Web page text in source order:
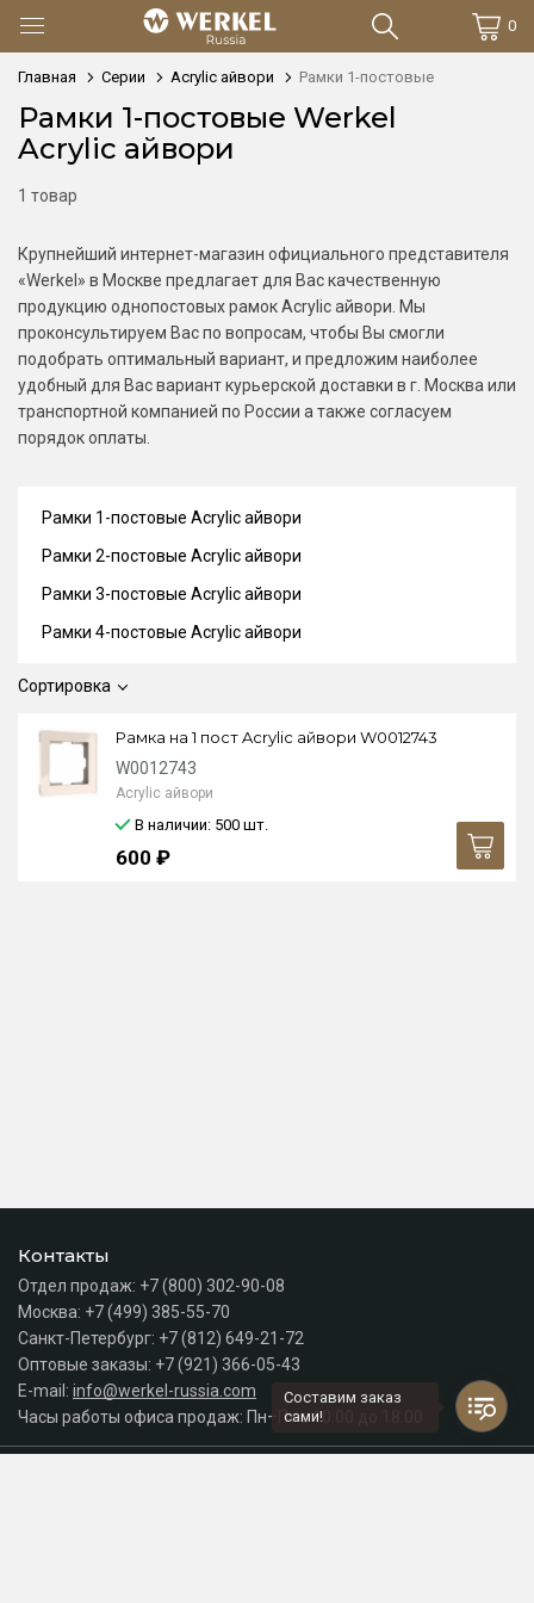
0
Главная Серии Acrylic айвори Рамки 1-постовые
Рамки 1-постовые Werkel
Acrylic айвори
1 товар
Крупнейший интернет-магазин официального представителя
«Werkel» в Москве предлагает для Вас качественную
продукцию однопостовых рамок Acrylic айвори. Мы
проконсультируем Вас по вопросам, чтобы Вы смогли
подобрать оптимальный вариант, и предложим наиболее
удобный для Вас вариант курьерской доставки в г. Москва или
транспортной компанией по России а также согласуем
порядок оплаты.
Сортировка
Рамка на 1 пост Acrylic айвори W0012743
W0012743
Acrylic айвори
В наличии: 500 шт.
600 ₽
Рамки 1-постовые Acrylic айвори
Рамки 2-постовые Acrylic айвори
Рамки 3-постовые Acrylic айвори
Рамки 4-постовые Acrylic айвори
Контакты
Отдел продаж: +7 (800) 302-90-08
Москва: +7 (499) 385-55-70
Санкт-Петербург: +7 (812) 649-21-72
Оптовые заказы: +7 (921) 366-05-43
E-mail: info@werkel-russia.com
Часы работы офиса продаж: Пн–Пт с 10:00 до 18:00
Составим заказ
сами!